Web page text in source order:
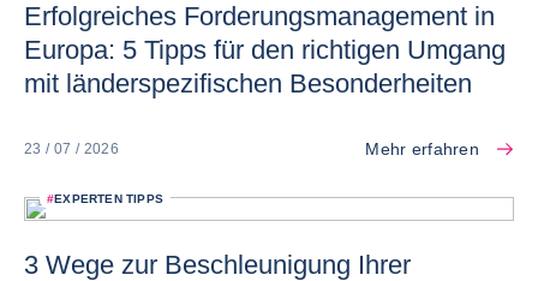
Erfolgreiches Forderungsmanagement in
Europa: 5 Tipps für den richtigen Umgang
mit länderspezifischen Besonderheiten
23 / 07 / 2026 Mehr erfahren
#EXPERTEN TIPPS
3 Wege zur Beschleunigung Ihrer